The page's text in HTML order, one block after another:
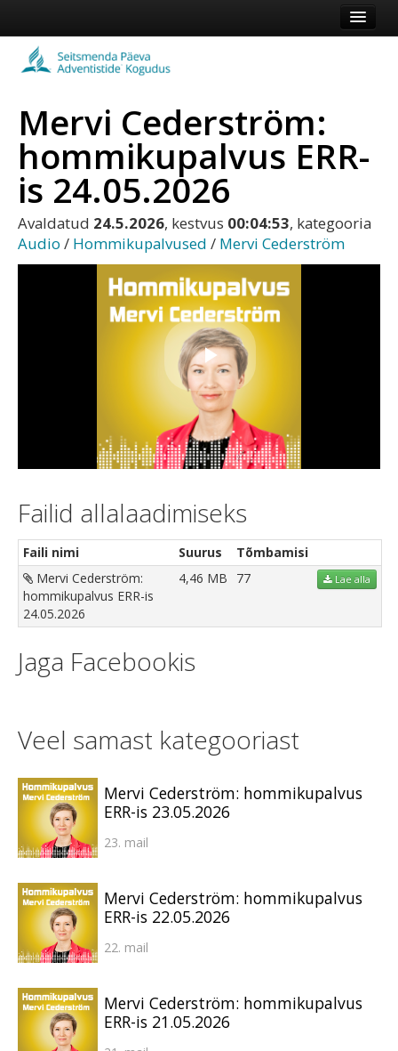
Koduleht
Vaata veel
Logi sisse või registreeru
Mervi Cederström:
hommikupalvus ERR-
is 24.05.2026
Avaldatud 24.5.2026, kestvus 00:04:53, kategooria
Audio / Hommikupalvused / Mervi Cederström
Play
Video
Failid allalaadimiseks
Faili nimi Suurus
Tõmbamisi
Mervi Cederström:
hommikupalvus ERR-is
24.05.2026
4,46 MB 77 Lae alla
Jaga Facebookis
Veel samast kategooriast
Mervi Cederström: hommikupalvus
ERR-is 23.05.2026
23. mail
Mervi Cederström: hommikupalvus
ERR-is 22.05.2026
22. mail
Mervi Cederström: hommikupalvus
ERR-is 21.05.2026